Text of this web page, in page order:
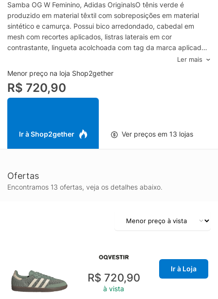
Samba OG W Feminino, Adidas OriginalsO tênis verde é
produzido em material têxtil com sobreposições em material
sintético e camurça. Possui bico arredondado, cabedal em
mesh com recortes aplicados, listras laterais em cor
contrastante, lingueta acolchoada com tag da marca aplicada,
parte posterior com recorte em cor contrastante, palmilha
macia com inscrição da marca, entressola emborrachada e
solado emborrachado com textura. Fechamento superior por
cadarço.- Bico arredondado- Cabedal em mesh- Recortes em
material sintético e camurça- Listras laterais aplicadas-
& CuidadosMaterial: Têxtil e sintéticoCor: VerdeMarca: Adidas
Ler mais
Menor preço na loja Shop2gether
R$ 720,90
Ir à Shop2gether Ver preços em 13 lojas
Ofertas
Encontramos 13 ofertas, veja os detalhes abaixo.
R$ 720,90
à vista
Ir à Loja